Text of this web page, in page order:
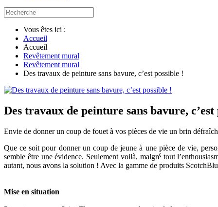
Vous êtes ici :
Accueil
Accueil
Revêtement mural
Revêtement mural
Des travaux de peinture sans bavure, c’est possible !
Des travaux de peinture sans bavure, c’est
Envie de donner un coup de fouet à vos pièces de vie un brin
Que ce soit pour donner un coup de jeune à une pièce de vie,
semble être une évidence. Seulement voilà, malgré tout
autant, nous avons la solution ! Avec la gamme de produits
Mise en situation